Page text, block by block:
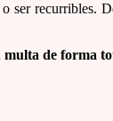
ser
de forma